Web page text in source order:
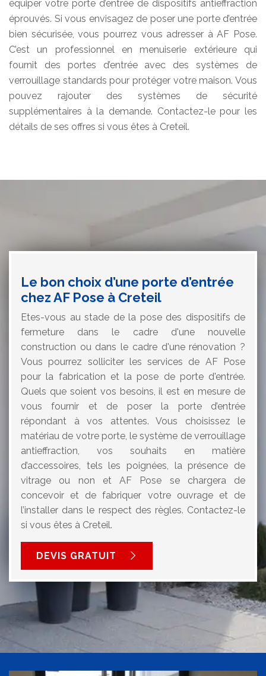
équiper votre porte d’entrée de dispositifs antieffraction
éprouvés. Si vous envisagez de poser une porte d’entrée
bien sécurisée, vous pourrez vous adresser à AF Pose.
C’est un professionnel en menuiserie extérieure qui
fournit des portes d’entrée avec des systèmes de
verrouillage standards pour protéger votre maison. Vous
pouvez rajouter des systèmes de sécurité
supplémentaires à la demande. Contactez-le pour les
détails de ses offres si vous êtes à Creteil.
Le bon choix d’une porte d’entrée
chez AF Pose à Creteil
Etes-vous au stade de la pose des dispositifs de
fermeture dans le cadre d'une nouvelle
construction ou dans le cadre d'une rénovation ?
Vous pourrez solliciter les services de AF Pose
pour la fabrication et la pose de porte d'entrée.
Quels que soient vos besoins, il est en mesure de
vous fournir et de poser la porte d’entrée
répondant à vos attentes. Vous choisissez le
matériau de votre porte, le système de verrouillage
antieffraction, vos souhaits en matière
d’accessoires, tels les poignées, la présence de
vitrage ou non et AF Pose se chargera de
concevoir et de fabriquer votre ouvrage et de
l’installer dans le respect des règles. Contactez-le
si vous êtes à Creteil.
DEVIS GRATUIT